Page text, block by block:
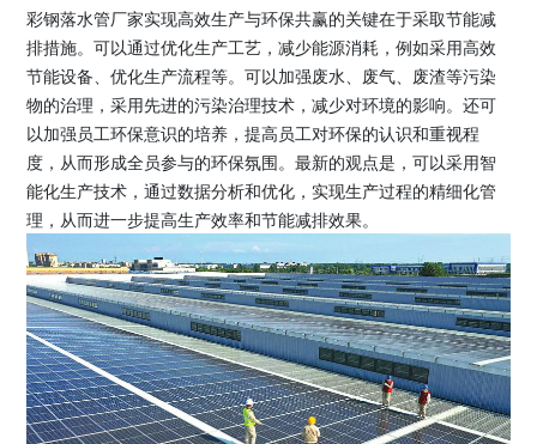
彩钢落水管厂家实现高效生产与环保共赢的关键在于采取节能减
排措施。可以通过优化生产工艺，减少能源消耗，例如采用高效
节能设备、优化生产流程等。可以加强废水、废气、废渣等污染
物的治理，采用先进的污染治理技术，减少对环境的影响。还可
以加强员工环保意识的培养，提高员工对环保的认识和重视程
度，从而形成全员参与的环保氛围。最新的观点是，可以采用智
能化生产技术，通过数据分析和优化，实现生产过程的精细化管
理，从而进一步提高生产效率和节能减排效果。